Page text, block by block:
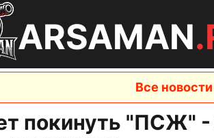
ARSAMAN
Все новости
покинуть "ПСЖ"